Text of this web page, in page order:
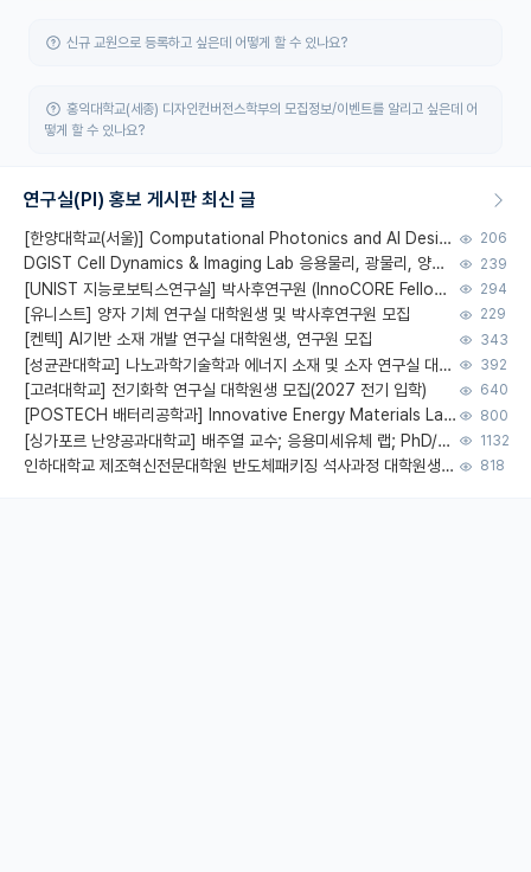
신규 교원으로 등록하고 싶은데 어떻게 할 수 있나요?
홍익대학교(세종) 디자인컨버전스학부의 모집정보/이벤트를 알리고 싶은데 어
떻게 할 수 있나요?
연구실(PI) 홍보 게시판 최신 글
[한양대학교(서울)] Computational Photonics and AI Design Lab 대학원생 모집 206
DGIST Cell Dynamics & Imaging Lab 응용물리, 광물리, 양자, 생물물리 대학원생 모집 [삼성과제, 전문연TO] 239
[UNIST 지능로보틱스연구실] 박사후연구원 (InnoCORE Fellow) 모집 공고 294
[유니스트] 양자 기체 연구실 대학원생 및 박사후연구원 모집 229
[켄텍] AI기반 소재 개발 연구실 대학원생, 연구원 모집 343
[성균관대학교] 나노과학기술학과 에너지 소재 및 소자 연구실 대학원생 모집 392
[고려대학교] 전기화학 연구실 대학원생 모집(2027 전기 입학) 640
[POSTECH 배터리공학과] Innovative Energy Materials Lab 대학원생 모집 (특성화대학원) 800
[싱가포르 난양공과대학교] 배주열 교수; 응용미세유체 랩; PhD/Postdoc/Visiting 모집 1132
인하대학교 제조혁신전문대학원 반도체패키징 석사과정 대학원생 모집 818